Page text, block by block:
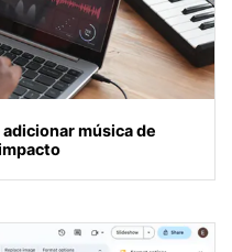
música de